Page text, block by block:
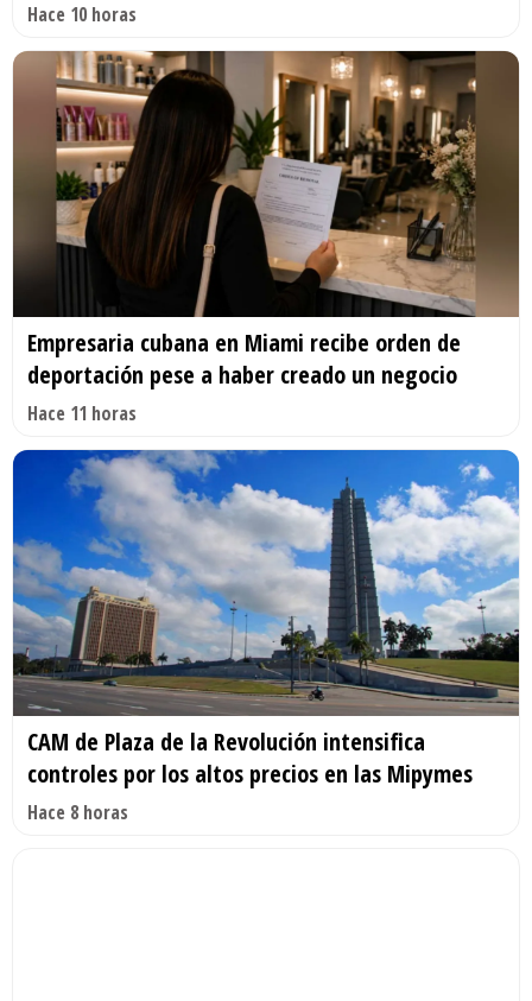
Hace 10 horas
Empresaria cubana en Miami recibe orden de
deportación pese a haber creado un negocio
Hace 11 horas
CAM de Plaza de la Revolución intensifica
controles por los altos precios en las Mipymes
Hace 8 horas